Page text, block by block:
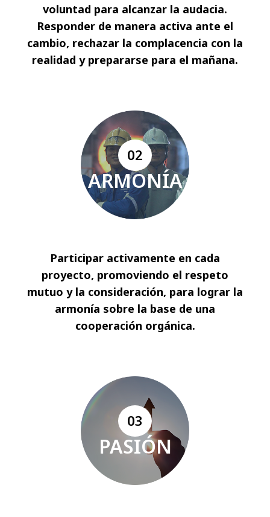
voluntad para alcanzar la audacia.
Responder de manera activa ante el
cambio, rechazar la complacencia con la
realidad y prepararse para el mañana.
02
ARMONÍA
Participar activamente en cada
proyecto, promoviendo el respeto
mutuo y la consideración, para lograr la
armonía sobre la base de una
cooperación orgánica.
03
PASIÓN